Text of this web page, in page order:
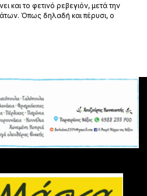
και το φετινό ρεβεγιόν, μετά την
Όπως δηλαδή και πέρυσι, ο